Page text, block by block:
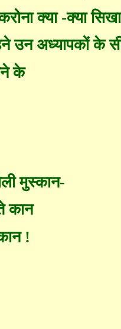
क्या -क्या
उन अध्यापकों के
के
मुस्कान-
कान
!